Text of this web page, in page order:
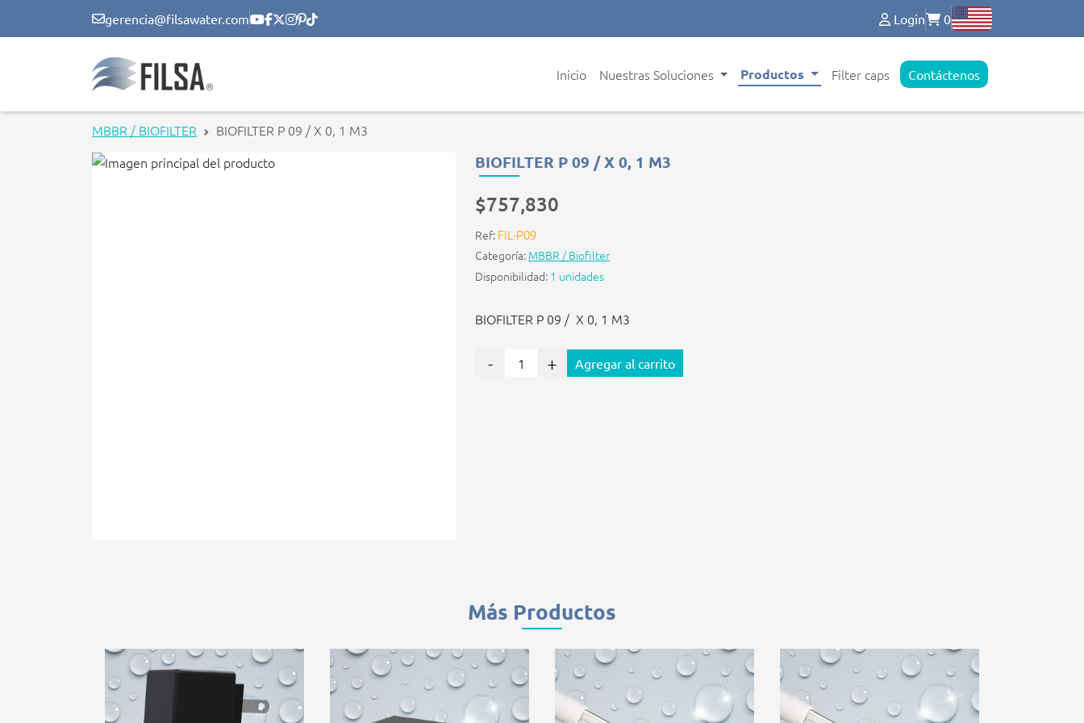
gerencia@filsawater.com Login 0
Inicio Nuestras Soluciones Productos Filter caps Contáctenos
MBBR / BIOFILTER BIOFILTER P 09 / X 0, 1 M3
BIOFILTER P 09 / X 0, 1 M3
$757,830
Ref: FIL-P09
Categoría: MBBR / Biofilter
Disponibilidad: 1 unidades
BIOFILTER P 09 / X 0, 1 M3
- + Agregar al carrito
Más Productos